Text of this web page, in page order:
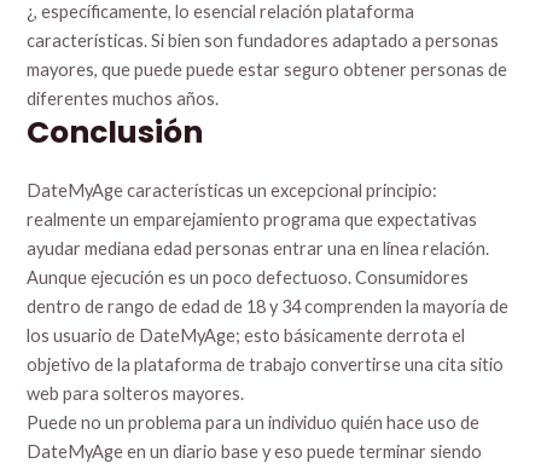
¿, específicamente, lo esencial relación plataforma
características. Si bien son fundadores adaptado a personas
mayores, que puede puede estar seguro obtener personas de
diferentes muchos años.
Conclusión
DateMyAge características un excepcional principio:
realmente un emparejamiento programa que expectativas
ayudar mediana edad personas entrar una en línea relación.
Aunque ejecución es un poco defectuoso. Consumidores
dentro de rango de edad de 18 y 34 comprenden la mayoría de
los usuario de DateMyAge; esto básicamente derrota el
objetivo de la plataforma de trabajo convertirse una cita sitio
web para solteros mayores.
Puede no un problema para un individuo quién hace uso de
DateMyAge en un diario base y eso puede terminar siendo